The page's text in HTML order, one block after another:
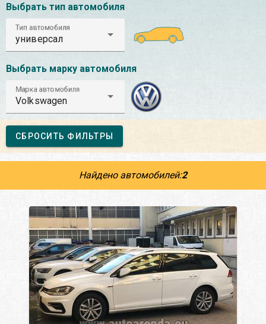
Выбрать тип автомобиля
Тип автомобиля
универсал
Выбрать марку автомобиля
Марка автомобиля
Volkswagen
СБРОСИТЬ ФИЛЬТРЫ
Найдено автомобилей:2